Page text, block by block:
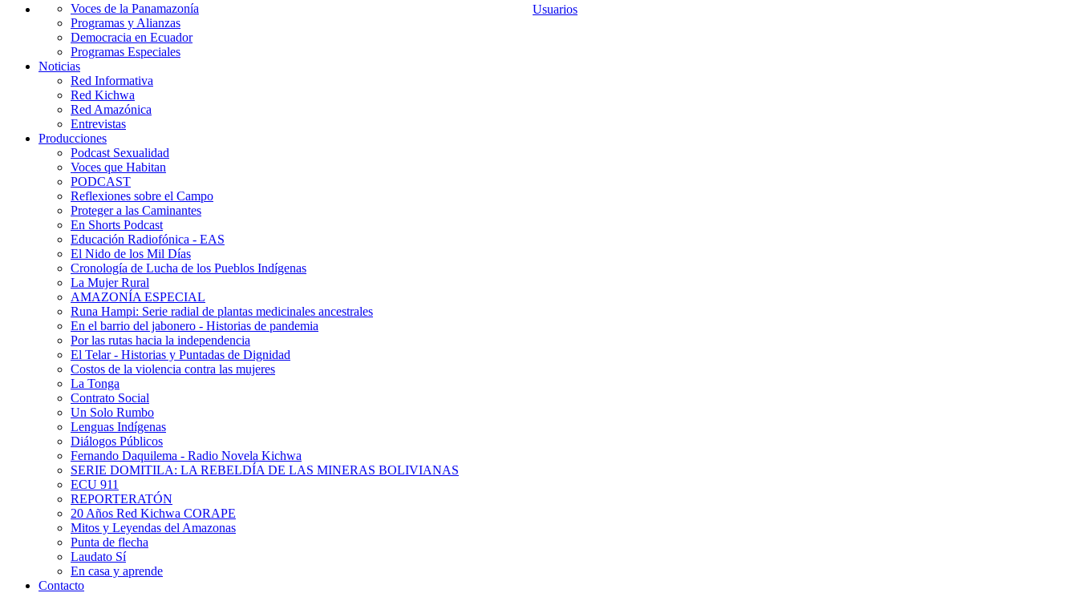
Usuarios
Voces de la Panamazonía
Programas y Alianzas
Democracia en Ecuador
Programas Especiales
Noticias
Red Informativa
Red Kichwa
Red Amazónica
Entrevistas
Producciones
Podcast Sexualidad
Voces que Habitan
PODCAST
Reflexiones sobre el Campo
Proteger a las Caminantes
En Shorts Podcast
Educación Radiofónica - EAS
El Nido de los Mil Días
Cronología de Lucha de los Pueblos Indígenas
La Mujer Rural
AMAZONÍA ESPECIAL
Runa Hampi: Serie radial de plantas medicinales ancestrales
En el barrio del jabonero - Historias de pandemia
Por las rutas hacia la independencia
El Telar - Historias y Puntadas de Dignidad
Costos de la violencia contra las mujeres
La Tonga
Contrato Social
Un Solo Rumbo
Lenguas Indígenas
Diálogos Públicos
Fernando Daquilema - Radio Novela Kichwa
SERIE DOMITILA: LA REBELDÍA DE LAS MINERAS BOLIVIANAS
ECU 911
REPORTERATÓN
20 Años Red Kichwa CORAPE
Mitos y Leyendas del Amazonas
Punta de flecha
Laudato Sí
En casa y aprende
Contacto